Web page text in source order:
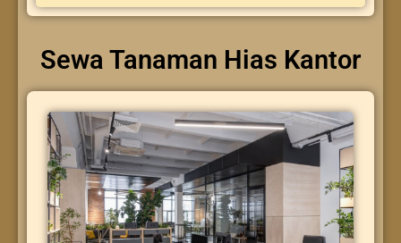
Sewa Tanaman Hias Kantor